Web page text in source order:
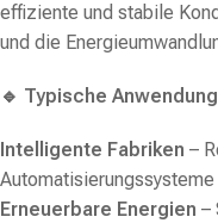
effiziente und stabile
und die
🔹 Typische
Intelligente Fabriken –
Automatisierungssysteme
Erneuerbare Energien –